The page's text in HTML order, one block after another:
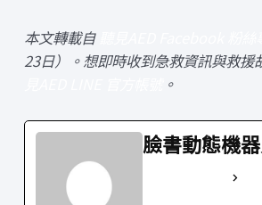
本文轉載自
23日）。想即時收到急救資訊與救援
。
臉書動態機